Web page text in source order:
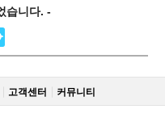
습니다. -
고객센터 커뮤니티